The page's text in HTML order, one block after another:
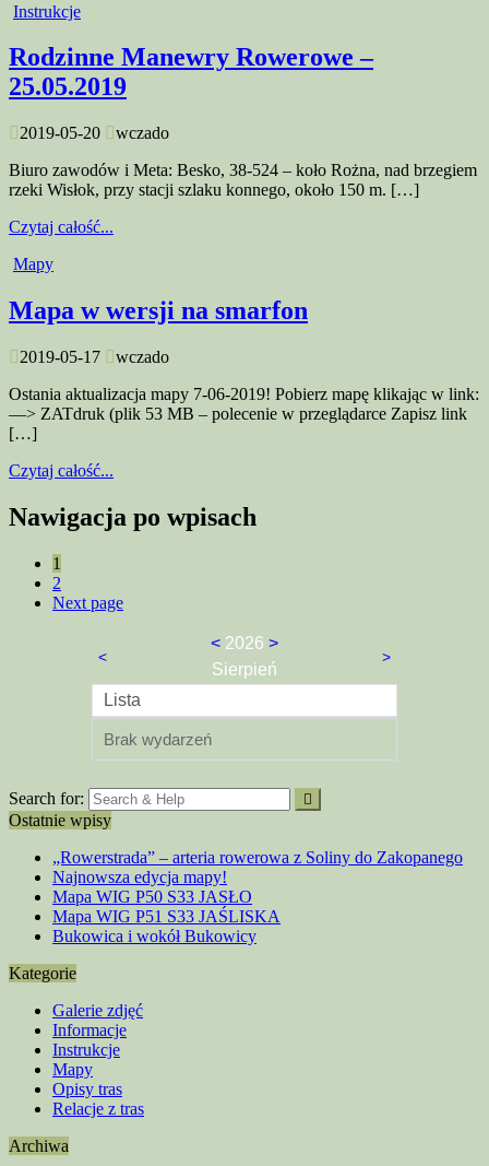
Instrukcje
Rodzinne Manewry Rowerowe –
25.05.2019
2019-05-20
wczado
Biuro zawodów i Meta: Besko, 38-524 – koło Rożna, nad brzegiem
rzeki Wisłok, przy stacji szlaku konnego, około 150 m. […]
Czytaj całość...
Mapy
Mapa w wersji na smarfon
2019-05-17
wczado
Ostania aktualizacja mapy 7-06-2019! Pobierz mapę klikając w link:
—> ZATdruk (plik 53 MB – polecenie w przeglądarce Zapisz link
[…]
Czytaj całość...
Nawigacja po wpisach
1
2
Next page
<
< 2026 >
Sierpień
>
Lista
Brak wydarzeń
Search for:
Ostatnie wpisy
„Rowerstrada” – arteria rowerowa z Soliny do Zakopanego
Najnowsza edycja mapy!
Mapa WIG P50 S33 JASŁO
Mapa WIG P51 S33 JAŚLISKA
Bukowica i wokół Bukowicy
Kategorie
Galerie zdjęć
Informacje
Instrukcje
Mapy
Opisy tras
Relacje z tras
Archiwa